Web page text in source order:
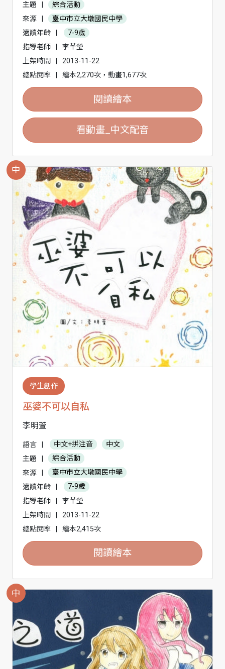
主題
綜合活動
來源
臺中市立大墩國民中學
適讀年齡
7-9歲
指導老師
李芊瑩
上架時間
2013-11-22
總點閱率
繪本2,270次，動畫1,677次
閱讀繪本
看動畫_中文配音
中
學生創作
巫婆不可以自私
李明萱
語言 | 中文+拼注音
中文
主題
|
綜合活動
來源
|
臺中市立大墩國民中學
適讀年齡
|
7-9歲
指導老師
|
李芊瑩
上架時間
|
2013-11-22
總點閱率
| 繪本2,415次
閱讀繪本
中